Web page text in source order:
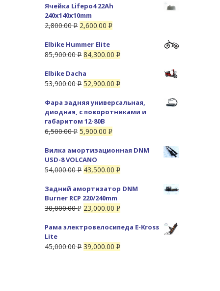
Ячейка Lifepo4 22Ah
240x140x10mm
2,800.00Р 2,600.00 Р
Elbike Hummer Elite
85,900.00Р 84,300.00 Р
Elbike Dacha
53,900.00Р 52,900.00 Р
Фара задняя универсальная,
диодная, с поворотниками и
габаритом 12-80В
6,500.00Р 5,900.00 Р
Вилка амортизационная DNM
USD-8 VOLCANO
54,000.00Р 43,500.00 Р
Задний амортизатор DNM
Burner RCP 220/240mm
30,000.00Р 23,000.00 Р
Рама электровелосипеда E-Kross
Lite
45,000.00Р 39,000.00 Р